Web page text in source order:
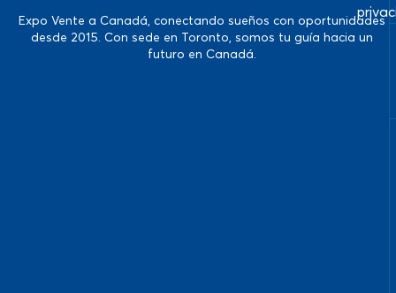
Expo Vente a Canadá, conectando sueños con oportunidades
desde 2015. Con sede en Toronto, somos tu guía hacia un
futuro en Canadá.